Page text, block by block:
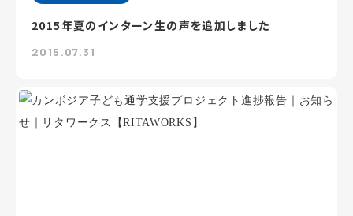
2015年夏のインターン生の声を追加しました
2015.07.31